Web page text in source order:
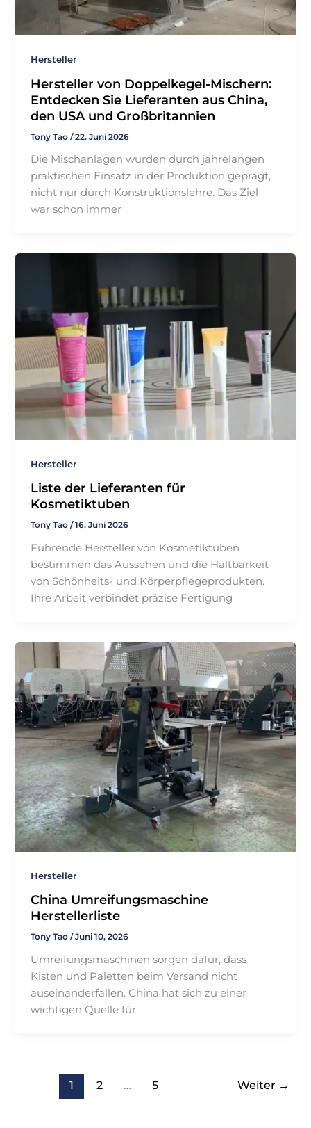
Hersteller
Hersteller von Doppelkegel-Mischern:
Entdecken Sie Lieferanten aus China,
den USA und Großbritannien
Tony Tao/22. Juni 2026
Die Mischanlagen wurden durch jahrelangen
praktischen Einsatz in der Produktion geprägt,
nicht nur durch Konstruktionslehre. Das Ziel
war schon immer
Hersteller
Liste der Lieferanten für
Kosmetiktuben
Tony Tao/16. Juni 2026
Führende Hersteller von Kosmetiktuben
bestimmen das Aussehen und die Haltbarkeit
von Schönheits- und Körperpflegeprodukten.
Ihre Arbeit verbindet präzise Fertigung
Hersteller
China Umreifungsmaschine
Herstellerliste
Tony Tao/Juni 10, 2026
Umreifungsmaschinen sorgen dafür, dass
Kisten und Paletten beim Versand nicht
auseinanderfallen. China hat sich zu einer
wichtigen Quelle für
1 2 … 5 Weiter →